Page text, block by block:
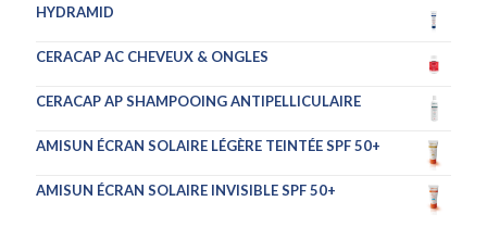
HYDRAMID
CERACAP AC CHEVEUX & ONGLES
CERACAP AP SHAMPOOING ANTIPELLICULAIRE
AMISUN ÉCRAN SOLAIRE LÉGÈRE TEINTÉE SPF 50+
AMISUN ÉCRAN SOLAIRE INVISIBLE SPF 50+